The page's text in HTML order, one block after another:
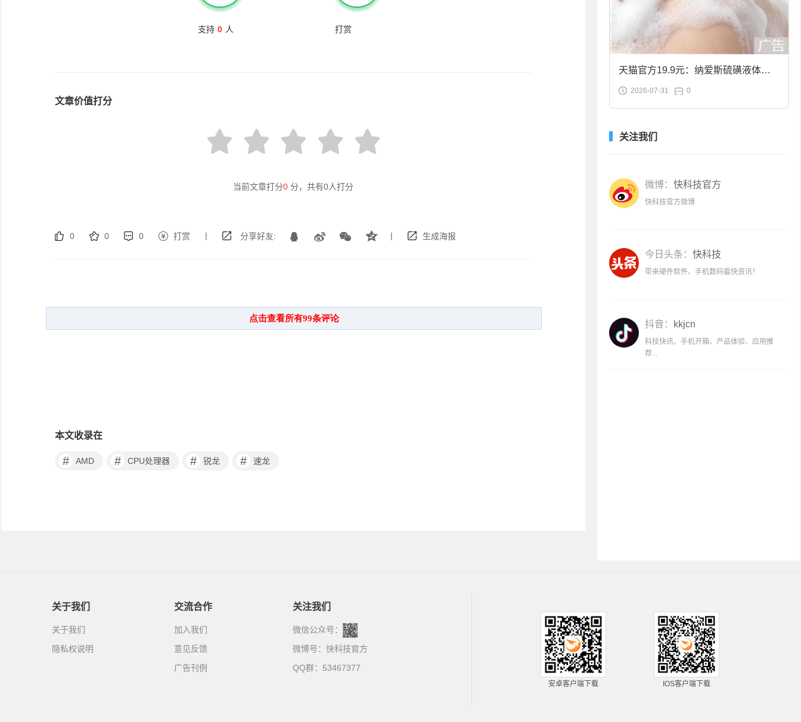
支持 0 人 打赏
文章价值打分
当前文章打分0 分，共有0人打分
0 0 0 打赏 | 分享好友: | 生成海报
本文收录在
# AMD # CPU处理器 # 锐龙 # 速龙
天猫官方19.9元：纳爱斯硫磺液体香
皂2斤大促
2026-07-31 0
关注我们
微博： 快科技官方
快科技官方微博
今日头条： 快科技
带来硬件软件、手机数码最快资讯！
抖音： kkjcn
科技快讯、手机开箱、产品体验、应用推
荐...
关于我们
关于我们
隐私权说明
交流合作
加入我们
意见反馈
广告刊例
关注我们
微信公众号：
微博号： 快科技官方
QQ群：53467377
安卓客户端下载 IOS客户端下载